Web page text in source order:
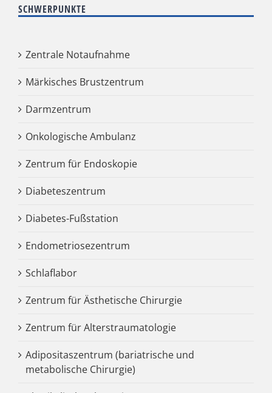
SCHWERPUNKTE
Zentrale Notaufnahme
Märkisches Brustzentrum
Darmzentrum
Onkologische Ambulanz
Zentrum für Endoskopie
Diabeteszentrum
Diabetes-Fußstation
Endometriosezentrum
Schlaflabor
Zentrum für Ästhetische Chirurgie
Zentrum für Alterstraumatologie
Adipositaszentrum (bariatrische und
metabolische Chirurgie)